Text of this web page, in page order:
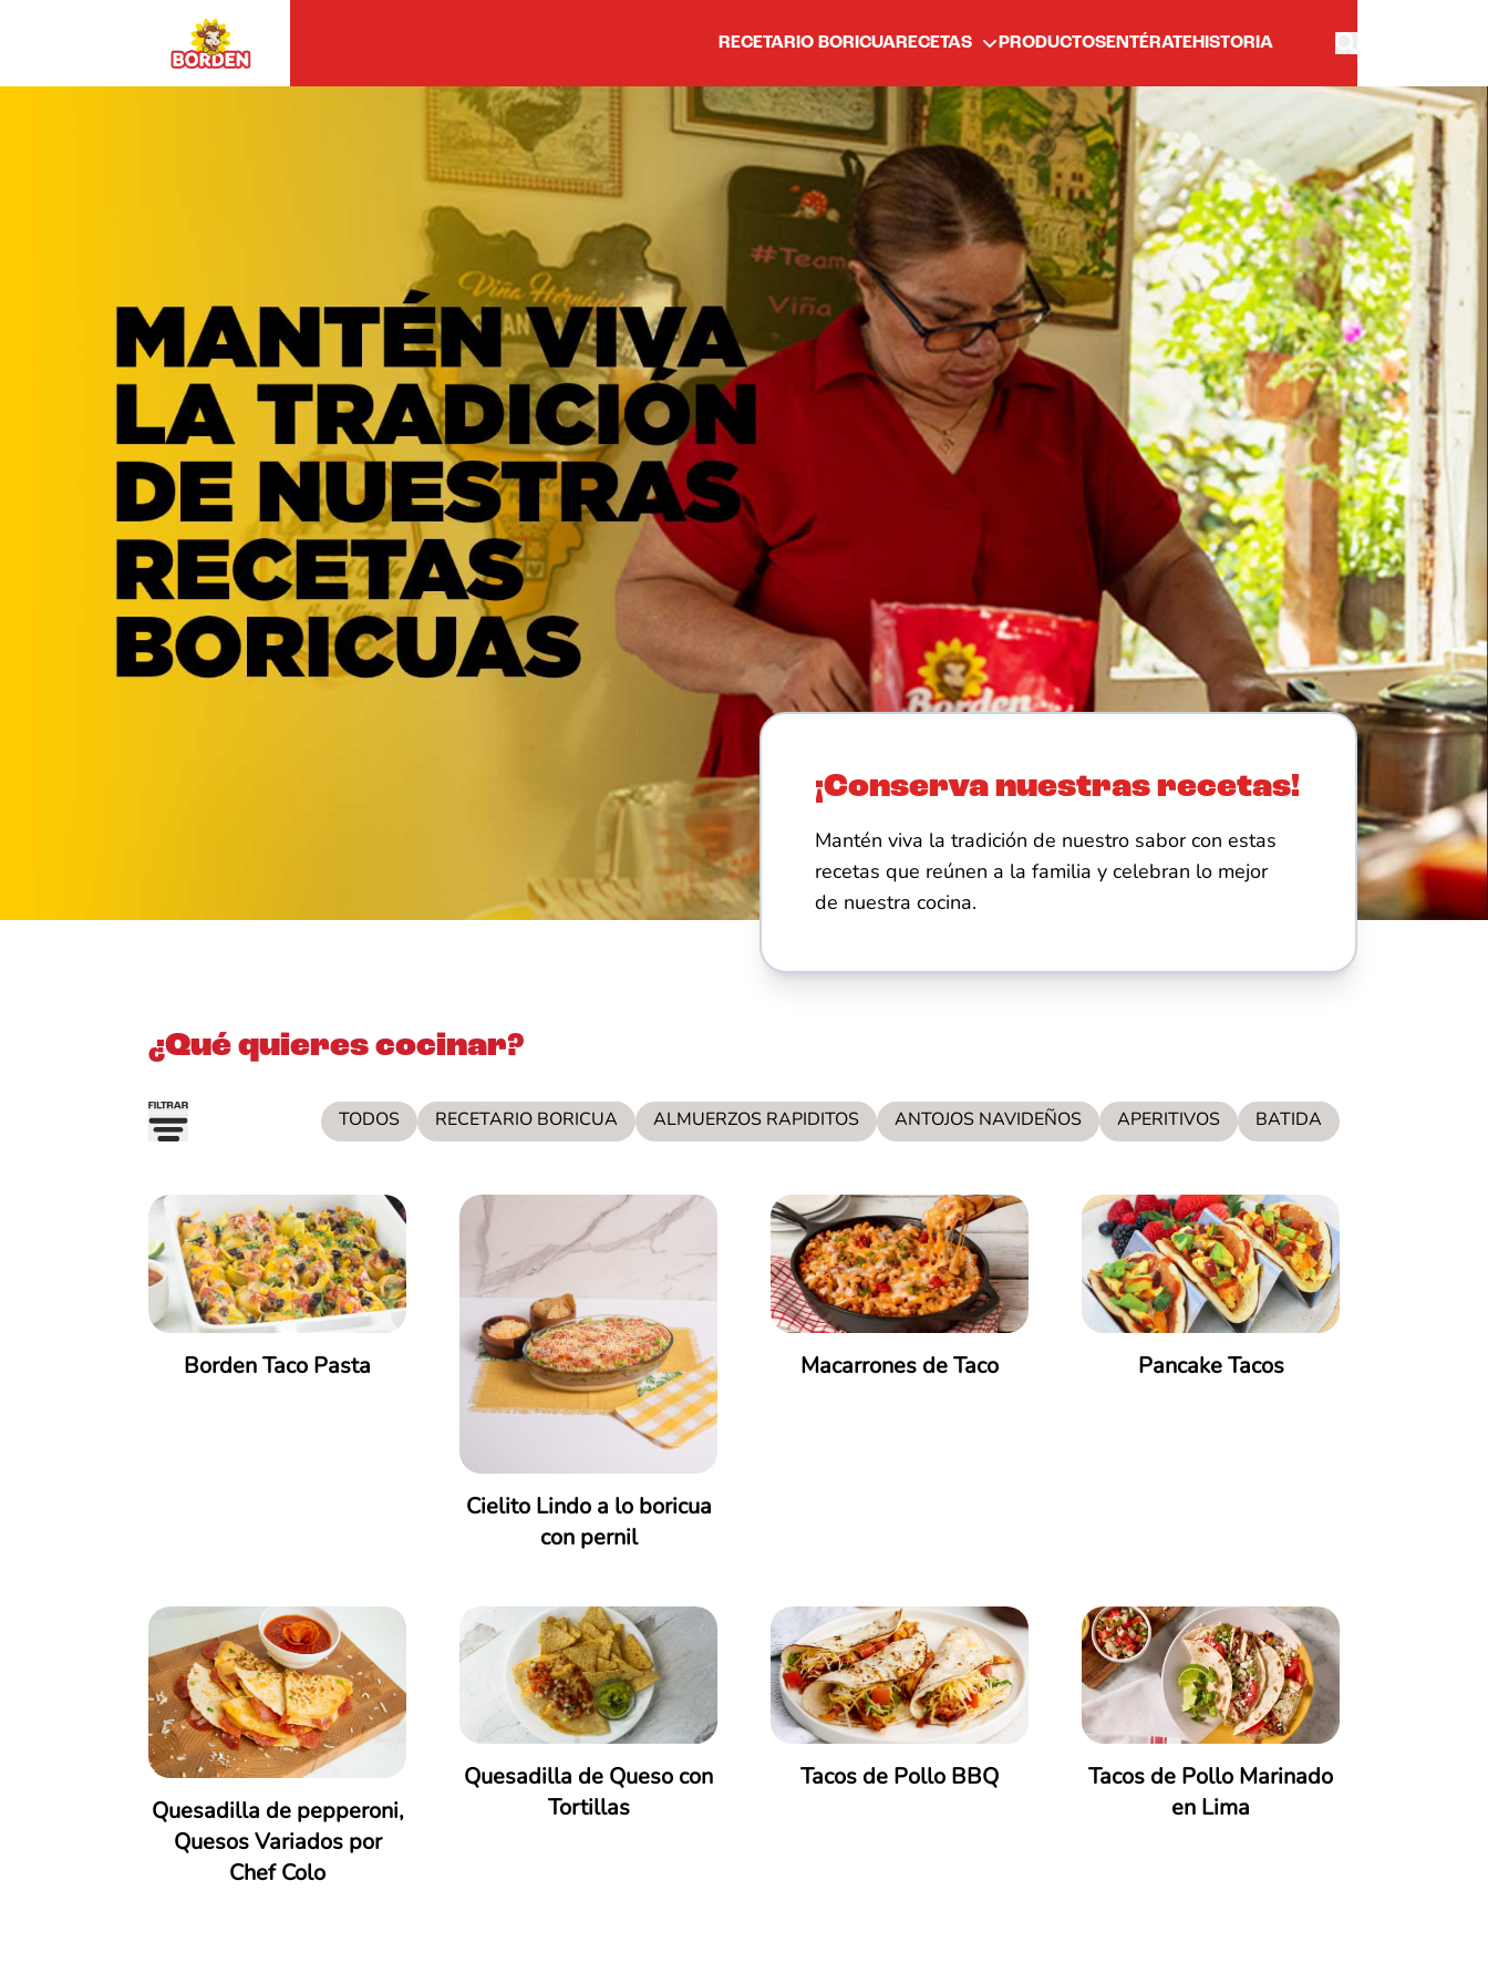
RECETARIO BORICUARECETAS PRODUCTOSENTÉRATEHISTORIA
¡Conserva nuestras recetas!
Mantén viva la tradición de nuestro sabor con estas
recetas que reúnen a la familia y celebran lo mejor
de nuestra cocina.
¿Qué quieres cocinar?
Almuerzos Rapiditos
Antojos Navideños
Cafe
Cena fácil y rápida
Crema
Criollo
Desayuno
Destacado
Ensaladas
Italiano
TODOS RECETARIO BORICUA ALMUERZOS RAPIDITOS ANTOJOS NAVIDEÑOS APERITIVOS BATIDA
Borden Taco Pasta
Cielito Lindo a lo boricua
con pernil
Macarrones de Taco Pancake Tacos
Quesadilla de pepperoni,
Quesos Variados por
Chef Colo
Quesadilla de Queso con
Tortillas
Tacos de Pollo BBQ
Tacos de Pollo Marinado
en Lima